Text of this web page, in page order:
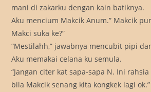
mani di zakarku dengan kain batiknya.
Aku mencium Makcik Anum.” Makcik
Makci suka ke?”
“Mestilahh,” jawabnya mencubit pipi
Aku memakai celana ku semula.
“Jangan citer kat sapa-sapa N. Ini
bila Makcik senang kita kongkek lagi